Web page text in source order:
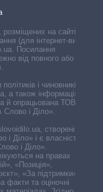
на сайті,
(для інтернет-видань
Посилання
від повного або
і чиновників,
а також інформація про
й опрацьована ТОВ «ІА
Слово і Діло».
створені ГО
Діло» і є власністю
і Діло».
на правах
«Позиція»,
«За підтримки».
факти та оціночні